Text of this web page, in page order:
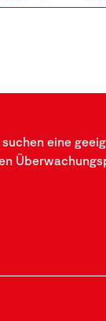
suchen eine